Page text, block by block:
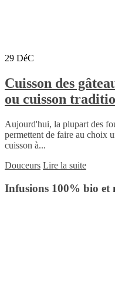
29 DéC
Cuisson des
ou cuisson
Aujourd'hui, la plupart des
permettent de faire au choix
cuisson à...
Douceurs Lire la suite
Infusions 100% bio et